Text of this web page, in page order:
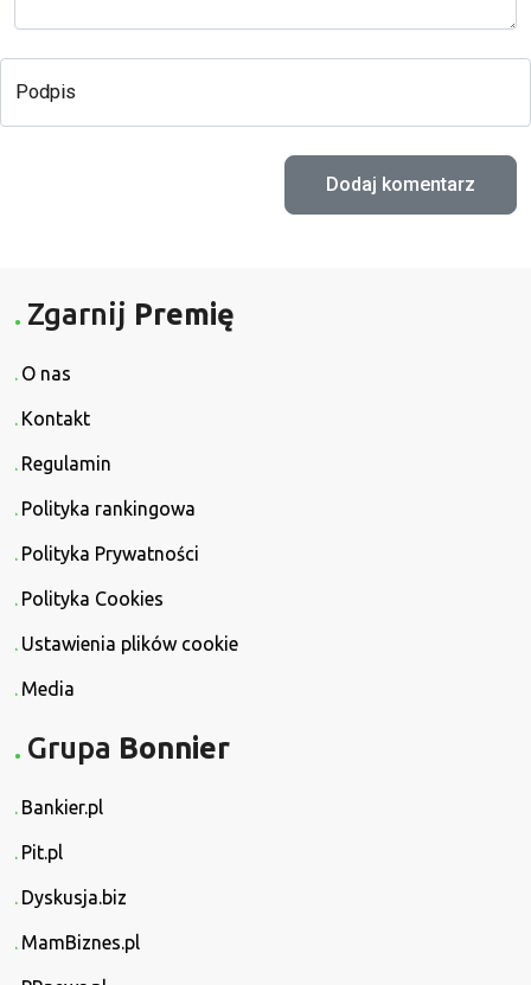
Podpis
Zgarnij Premię
O nas
Kontakt
Regulamin
Polityka rankingowa
Polityka Prywatności
Polityka Cookies
Ustawienia plików cookie
Media
Grupa Bonnier
Bankier.pl
Pit.pl
Dyskusja.biz
MamBiznes.pl